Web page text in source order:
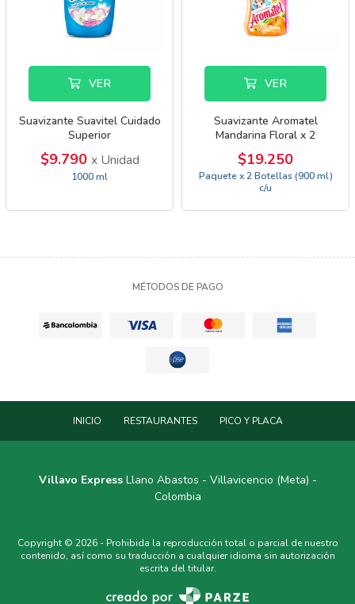
VER
Suavizante Suavitel Cuidado
Superior
$9.790 x Unidad
1000 ml
VER
Suavizante Aromatel
Mandarina Floral x 2
$19.250
Paquete x 2 Botellas (900 ml)
c/u
MÉTODOS DE PAGO
INICIO RESTAURANTES PICO Y PLACA
Villavo ExpressLlano Abastos - Villavicencio (Meta) -
Colombia
Copyright © 2026 - Prohibida la reproducción total o parcial de nuestro
contenido, así como su traducción a cualquier idioma sin autorización
escrita del titular.